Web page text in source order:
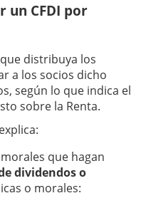
un CFDI por
distribuya los
a los socios dicho
según lo que indica el
sobre la Renta.
que hagan
dividendos o
o morales: